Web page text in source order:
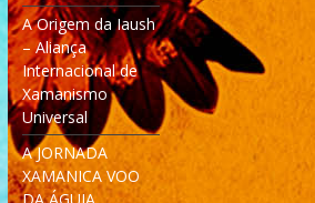
A Origem da Iaush
– Aliança
Internacional de
Xamanismo
Universal
A JORNADA
XAMANICA VOO